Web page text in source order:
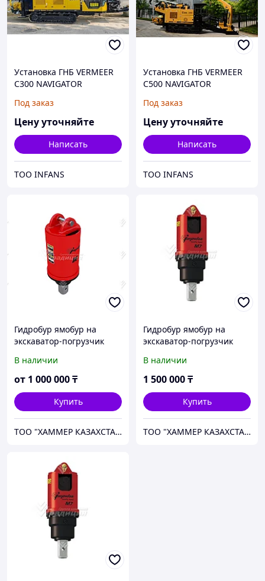
Установка ГНБ VERMEER
C300 NAVIGATOR
Под заказ
Цену уточняйте
Написать
ТОО INFANS
Установка ГНБ VERMEER
C500 NAVIGATOR
Под заказ
Цену уточняйте
Написать
ТОО INFANS
Гидробур ямобур на
экскаватор-погрузчик
В наличии
от 1 000 000₸
Купить
ТОО "ХАММЕР КАЗАХСТАН"
Гидробур ямобур на
экскаватор-погрузчик
В наличии
1 500 000₸
Купить
ТОО "ХАММЕР КАЗАХСТАН"